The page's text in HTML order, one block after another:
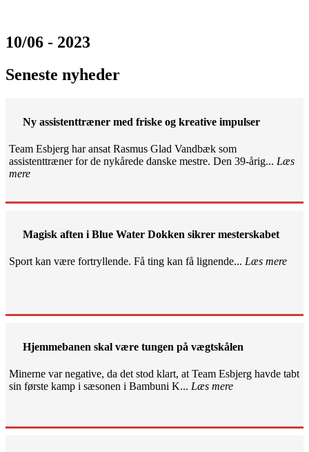
10/06 - 2023
Seneste nyheder
Ny assistenttræner med friske og kreative impulser
Team Esbjerg har ansat Rasmus Glad Vandbæk som
assistenttræner for de nykårede danske mestre. Den 39-årig... Læs
mere
Magisk aften i Blue Water Dokken sikrer mesterskabet
Sport kan være fortryllende. Få ting kan få lignende... Læs mere
Hjemmebanen skal være tungen på vægtskålen
Minerne var negative, da det stod klart, at Team Esbjerg havde tabt
sin første kamp i sæsonen i Bambuni K... Læs mere